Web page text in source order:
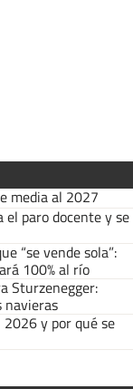
media al 2027
el paro docente y se
“se vende sola”:
100% al río
Sturzenegger:
navieras
y por qué se